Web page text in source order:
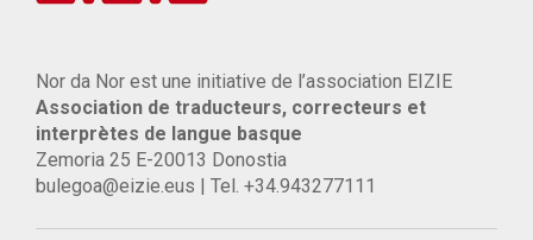
Nor da Nor est une initiative de l’association EIZIE
Association de traducteurs, correcteurs et
interprètes de langue basque
Zemoria 25 E-20013 Donostia
bulegoa@eizie.eus | Tel. +34.943277111